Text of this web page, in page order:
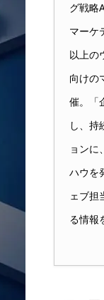
グ戦略
マーケ
以上の
向けの
催。「
し、持
ョンに
ハウを
ェブ担
る情報